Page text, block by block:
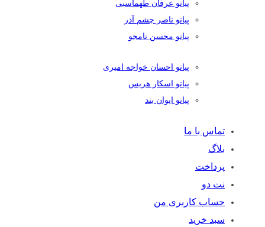
پیانو عرفان طهماسبی
پیانو ناصر چشم آذر
پیانو محسن نامجو
پیانو احسان خواجه امیری
پیانو اسکار هریس
پیانو ایوان بند
تماس با ما
بلاگ
پرداخت
نت دو
حساب کاربری من
سبد خرید